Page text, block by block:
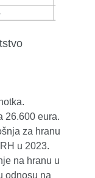
26.600 eura.
za hranu
u 2023.
na hranu u
odnosu na